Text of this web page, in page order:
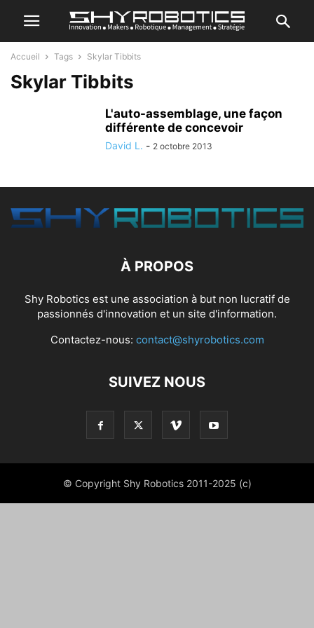
Accueil Tags Skylar Tibbits
Skylar Tibbits
L'auto-assemblage, une façon
différente de concevoir
David L. - 2 octobre 2013
À PROPOS
Shy Robotics est une association à but non lucratif de
passionnés d'innovation et un site d'information.
Contactez-nous: contact@shyrobotics.com
SUIVEZ NOUS
© Copyright Shy Robotics 2011-2025 (c)